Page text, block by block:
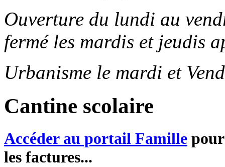
Ouverture du lundi au
fermé les mardis et jeudis
Urbanisme le mardi et
Cantine scolaire
Accéder au portail Famille
les factures...